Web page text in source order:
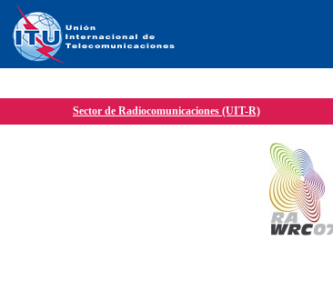
Sector de Radiocomunicaciones (UIT-R)